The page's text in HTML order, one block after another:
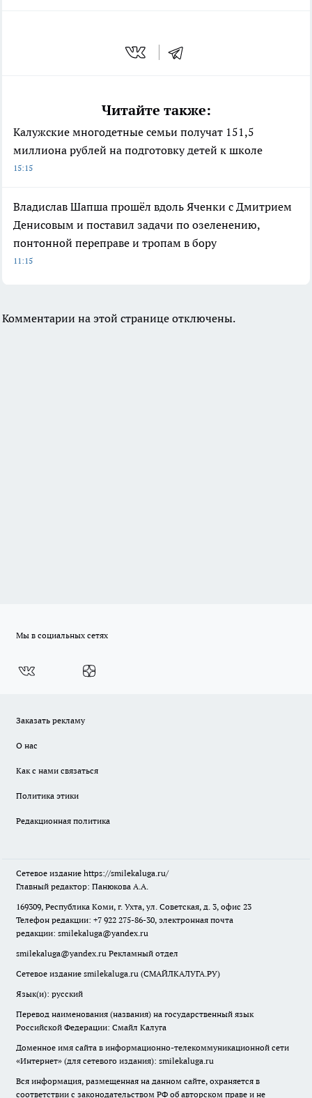
Читайте также:
Калужские многодетные семьи получат 151,5
миллиона рублей на подготовку детей к школе
15:15
Владислав Шапша прошёл вдоль Яченки с Дмитрием
Денисовым и поставил задачи по озеленению,
понтонной переправе и тропам в бору
11:15
Комментарии на этой странице отключены.
Мы в социальных сетях
Заказать рекламу
О нас
Как с нами связаться
Политика этики
Редакционная политика
Сетевое издание https://smilekaluga.ru/
Главный редактор: Панюкова А.А.
169309, Республика Коми, г. Ухта, ул. Советская, д. 3, офис 23
Телефон редакции: +7 922 275-86-30, электронная почта
редакции: smilekaluga@yandex.ru
smilekaluga@yandex.ru Рекламный отдел
Сетевое издание smilekaluga.ru (СМАЙЛКАЛУГА.РУ)
Язык(и): русский
Перевод наименования (названия) на государственный язык
Российской Федерации: Смайл Калуга
Доменное имя сайта в информационно-телекоммуникационной сети
«Интернет» (для сетевого издания): smilekaluga.ru
Вся информация, размещенная на данном сайте, охраняется в
соответствии с законодательством РФ об авторском праве и не